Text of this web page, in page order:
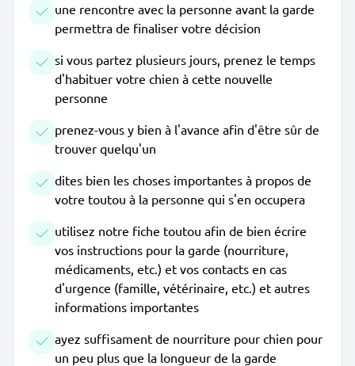
une rencontre avec la personne avant la garde
permettra de finaliser votre décision
si vous partez plusieurs jours, prenez le temps
d'habituer votre chien à cette nouvelle
personne
prenez-vous y bien à l'avance afin d'être sûr de
trouver quelqu'un
dites bien les choses importantes à propos de
votre toutou à la personne qui s'en occupera
utilisez notre fiche toutou afin de bien écrire
vos instructions pour la garde (nourriture,
médicaments, etc.) et vos contacts en cas
d'urgence (famille, vétérinaire, etc.) et autres
informations importantes
ayez suffisament de nourriture pour chien pour
un peu plus que la longueur de la garde